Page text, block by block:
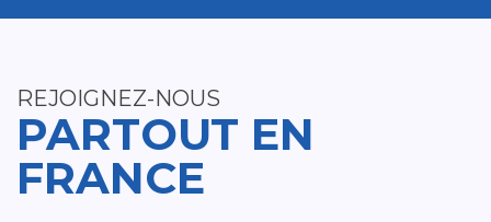
REJOIGNEZ-NOUS
PARTOUT EN
FRANCE